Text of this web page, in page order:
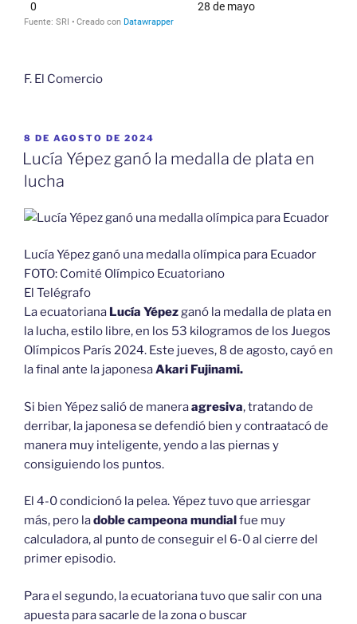
F. El Comercio
PUBLICADO
EL
8 DE AGOSTO DE 2024
Lucía Yépez ganó la medalla de plata en
lucha
Lucía Yépez ganó una medalla olímpica para Ecuador
FOTO: Comité Olímpico Ecuatoriano
El Telégrafo
La ecuatoriana Lucía Yépezganó la medalla de plata en
la lucha, estilo libre, en los 53 kilogramos de los Juegos
Olímpicos París 2024. Este jueves, 8 de agosto, cayó en
la final ante la japonesaAkari Fujinami.
Si bien Yépez salió de maneraagresiva, tratando de
derribar, la japonesa se defendió bien y contraatacó de
manera muy inteligente, yendo a las piernas y
consiguiendo los puntos.
El 4-0 condicionó la pelea. Yépez tuvo que arriesgar
más, pero ladoble campeona mundialfue muy
calculadora, al punto de conseguir el 6-0 al cierre del
primer episodio.
Para el segundo, la ecuatoriana tuvo que salir con una
apuesta para sacarle de la zona o buscar